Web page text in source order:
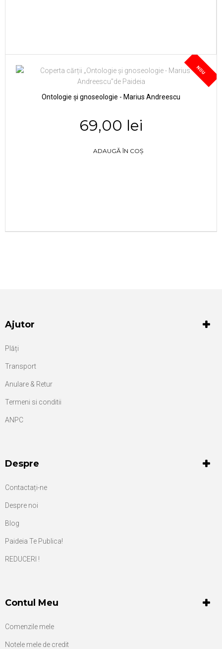
NOU
Ontologie și gnoseologie - Marius Andreescu
69,00 lei
ADAUGĂ ÎN COȘ
Ajutor
Plăți
Transport
Anulare & Retur
Termeni si conditii
ANPC
Despre
Contactați-ne
Despre noi
Blog
Paideia Te Publica!
REDUCERI !
Contul Meu
Comenzile mele
Notele mele de credit